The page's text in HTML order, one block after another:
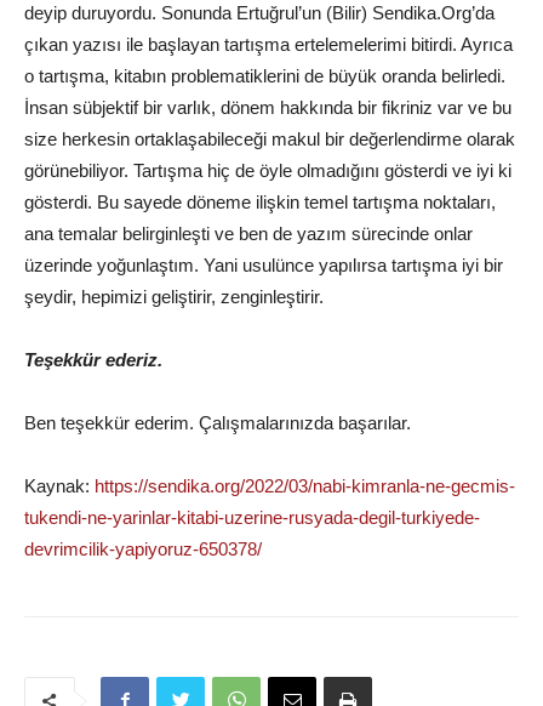
deyip duruyordu. Sonunda Ertuğrul’un (Bilir) Sendika.Org’da
çıkan yazısı ile başlayan tartışma ertelemelerimi bitirdi. Ayrıca
o tartışma, kitabın problematiklerini de büyük oranda belirledi.
İnsan sübjektif bir varlık, dönem hakkında bir fikriniz var ve bu
size herkesin ortaklaşabileceği makul bir değerlendirme olarak
görünebiliyor. Tartışma hiç de öyle olmadığını gösterdi ve iyi ki
gösterdi. Bu sayede döneme ilişkin temel tartışma noktaları,
ana temalar belirginleşti ve ben de yazım sürecinde onlar
üzerinde yoğunlaştım. Yani usulünce yapılırsa tartışma iyi bir
şeydir, hepimizi geliştirir, zenginleştirir.
Teşekkür ederiz.
Ben teşekkür ederim. Çalışmalarınızda başarılar.
Kaynak: https://sendika.org/2022/03/nabi-kimranla-ne-gecmis-
tukendi-ne-yarinlar-kitabi-uzerine-rusyada-degil-turkiyede-
devrimcilik-yapiyoruz-650378/